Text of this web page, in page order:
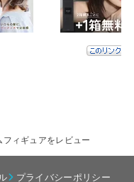
ィギュアをレビュー
プライバシーポリシー